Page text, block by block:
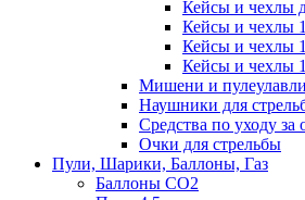
Кейсы и чехлы
Кейсы и чехлы
Кейсы и чехлы
Кейсы и чехлы
Мишени и
Наушники для
Средства по уходу за
Очки для стрельбы
Пули, Шарики, Баллоны, Газ
Баллоны CO2